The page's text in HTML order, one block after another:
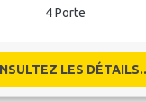
4 Porte
LES